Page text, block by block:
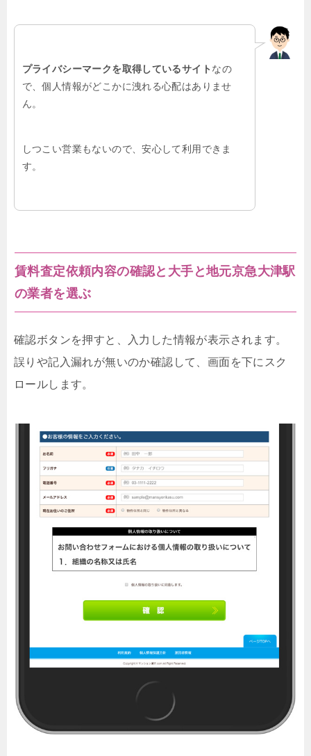
プライバシーマークを取得しているサイト なの
で、個人情報がどこかに洩れる心配はありませ
ん。
しつこい営業もないので、安心して利用できま
す。
賃料査定依頼内容の確認と大手と地元京急大津駅
の業者を選ぶ
確認ボタンを押すと、入力した情報が表示されます。
誤りや記入漏れが無いのか確認して、画面を下にスク
ロールします。